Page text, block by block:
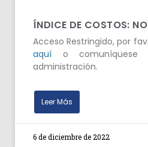
ÍNDICE DE COSTOS:
Acceso Restringido, por
aquí o
administración.
Leer Más
6 de diciembre de 2022